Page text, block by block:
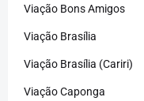
Viação Bons Amigos
Viação Brasília
Viação Brasília (Cariri)
Viação Caponga